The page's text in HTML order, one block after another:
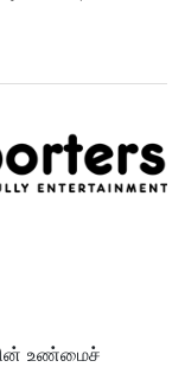
உண்மைச்